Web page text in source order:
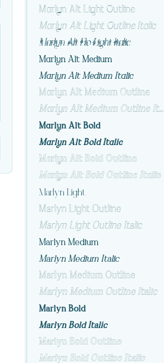
Marlyn Alt Light Outline
Marlyn Alt Light Outline Italic
Marlyn Alt Flo Light Italic
Marlyn Alt Medium
Marlyn Alt Medium Italic
Marlyn Alt Medium Outline
Marlyn Alt Medium Outline Italic
Marlyn Alt Bold
Marlyn Alt Bold Italic
Marlyn Alt Bold Outline
Marlyn Alt Bold Outline Italic
Marlyn Light
Marlyn Light Outline
Marlyn Light Outline Italic
Marlyn Medium
Marlyn Medium Italic
Marlyn Medium Outline
Marlyn Medium Outline Italic
Marlyn Bold
Marlyn Bold Italic
Marlyn Bold Outline
Marlyn Bold Outline Italic